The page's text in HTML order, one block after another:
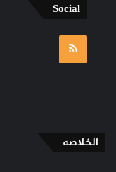
Social
RSS
الخلاصه